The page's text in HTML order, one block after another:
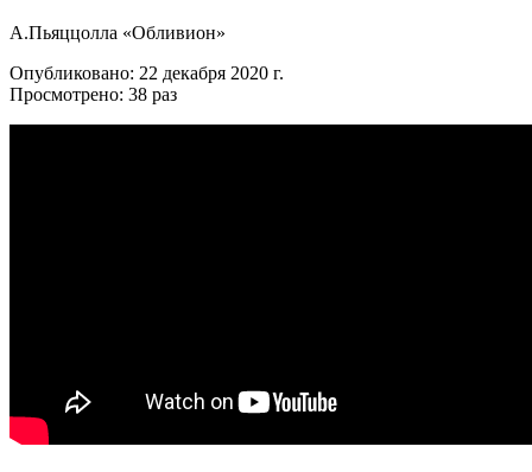
А.Пьяццолла «Обливион»
Опубликовано: 22 декабря 2020 г.
Просмотрено: 38 раз